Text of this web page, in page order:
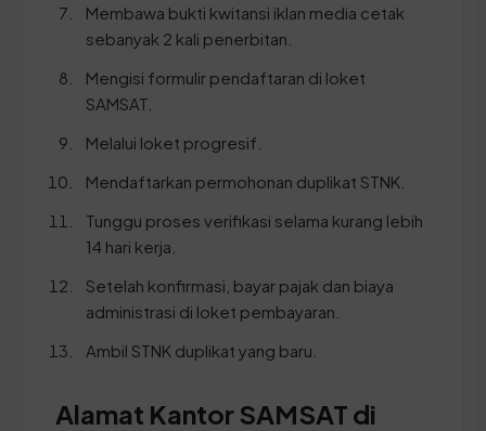
Membawa bukti kwitansi iklan media cetak
sebanyak 2 kali penerbitan.
Mengisi formulir pendaftaran di loket
SAMSAT.
Melalui loket progresif.
Mendaftarkan permohonan duplikat STNK.
Tunggu proses verifikasi selama kurang lebih
14 hari kerja.
Setelah konfirmasi, bayar pajak dan biaya
administrasi di loket pembayaran.
Ambil STNK duplikat yang baru.
Alamat Kantor SAMSAT di